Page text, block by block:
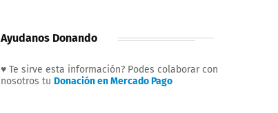
Ayudanos Donando
♥ Te sirve esta información? Podes colaborar con
nosotros tu Donación en Mercado Pago